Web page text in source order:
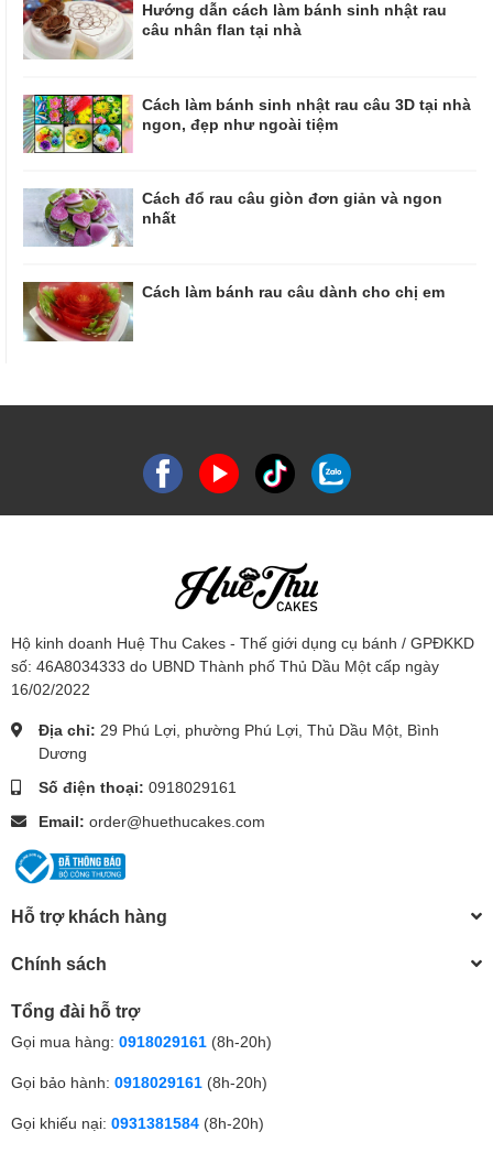
Hướng dẫn cách làm bánh sinh nhật rau
câu nhân flan tại nhà
Cách làm bánh sinh nhật rau câu 3D tại nhà
ngon, đẹp như ngoài tiệm
Cách đổ rau câu giòn đơn giản và ngon
nhất
Cách làm bánh rau câu dành cho chị em
Hộ kinh doanh Huệ Thu Cakes - Thế giới dụng cụ bánh / GPĐKKD
số: 46A8034333 do UBND Thành phố Thủ Dầu Một cấp ngày
16/02/2022
Địa chỉ: 29 Phú Lợi, phường Phú Lợi, Thủ Dầu Một, Bình
Dương
Số điện thoại: 0918029161
Email: order@huethucakes.com
Hỗ trợ khách hàng
Chính sách
Tổng đài hỗ trợ
Gọi mua hàng: 0918029161 (8h-20h)
Gọi bảo hành: 0918029161 (8h-20h)
Gọi khiếu nại: 0931381584 (8h-20h)